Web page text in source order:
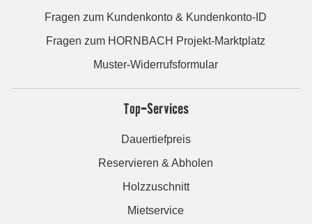
Fragen zum Kundenkonto & Kundenkonto-ID
Fragen zum HORNBACH Projekt-Marktplatz
Muster-Widerrufsformular
Top-Services
Dauertiefpreis
Reservieren & Abholen
Holzzuschnitt
Mietservice